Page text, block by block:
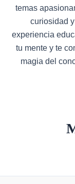
temas
curiosidad
experiencia
tu mente y te
magia del